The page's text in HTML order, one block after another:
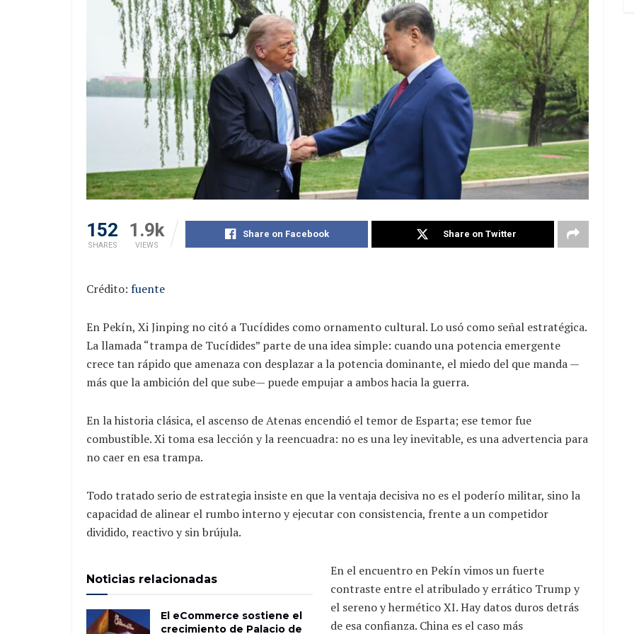
152
SHARES
1.9k
VIEWS
Share on Facebook Share on Twitter
Crédito: fuente
En Pekín, Xi Jinping no citó a Tucídides como ornamento cultural. Lo usó como señal estratégica.
La llamada “trampa de Tucídides” parte de una idea simple: cuando una potencia emergente
crece tan rápido que amenaza con desplazar a la potencia dominante, el miedo del que manda —
más que la ambición del que sube— puede empujar a ambos hacia la guerra.
En la historia clásica, el ascenso de Atenas encendió el temor de Esparta; ese temor fue
combustible. Xi toma esa lección y la reencuadra: no es una ley inevitable, es una advertencia para
no caer en esa trampa.
Todo tratado serio de estrategia insiste en que la ventaja decisiva no es el poderío militar, sino la
capacidad de alinear el rumbo interno y ejecutar con consistencia, frente a un competidor
dividido, reactivo y sin brújula.
Noticias relacionadas
El eCommerce sostiene el
crecimiento de Palacio de
En el encuentro en Pekín vimos un fuerte
contraste entre el atribulado y errático Trump y
el sereno y hermético XI. Hay datos duros detrás
de esa confianza. China es el caso más